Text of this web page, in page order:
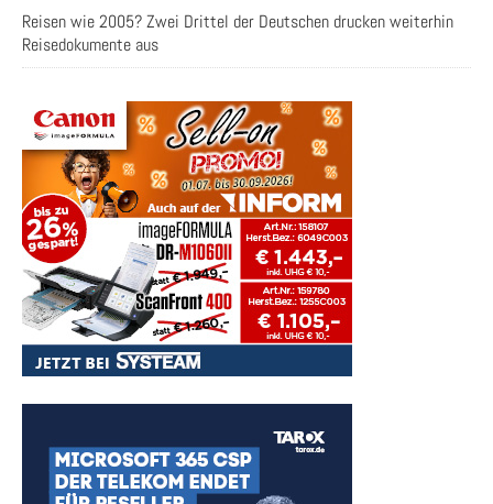
Reisen wie 2005? Zwei Drittel der Deutschen drucken weiterhin
Reisedokumente aus